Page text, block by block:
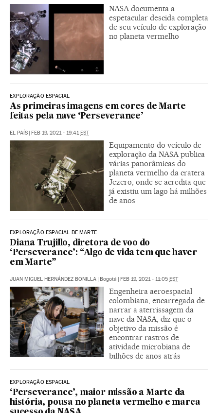
NASA documenta a
espetacular descida completa
de seu veículo de exploração
no planeta vermelho
EXPLORAÇÃO ESPACIAL
As primeiras imagens em cores de Marte
feitas pela nave ‘Perseverance’
EL PAÍS | FEB 19, 2021 - 19:41EST
Equipamento do veículo de
exploração da NASA publica
várias panorâmicas do
planeta vermelho da cratera
Jezero, onde se acredita que
já existiu um lago há milhões
de anos
EXPLORAÇÃO ESPACIAL DE MARTE
Diana Trujillo, diretora de voo do
‘Perseverance’: “Algo de vida tem que haver
em Marte”
JUAN MIGUEL HERNÁNDEZ BONILLA | Bogotá | FEB 19, 2021 - 11:05 EST
Engenheira aeroespacial
colombiana, encarregada de
narrar a aterrissagem da
nave da NASA, diz que o
objetivo da missão é
encontrar rastros de
atividade microbiana de
bilhões de anos atrás
EXPLORAÇÃO ESPACIAL
‘Perseverance’, maior missão a Marte da
história, pousa no planeta vermelho e marca